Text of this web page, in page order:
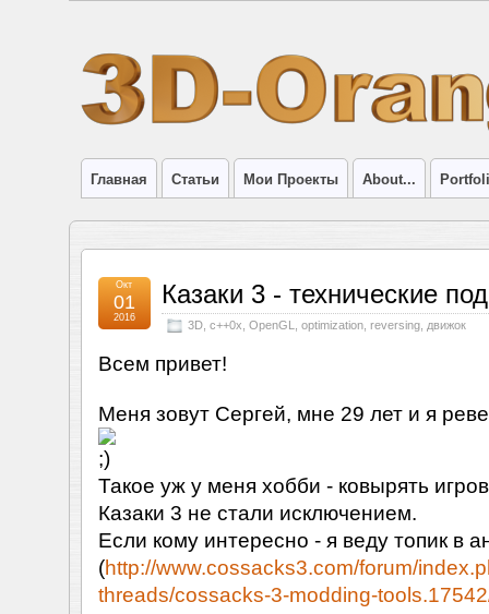
Главная Статьи Мои Проекты About...
Казаки 3 - технические
3D, c++0x OpenGL optimization, reversing, движок
Окт
01
2016
Всем привет!
Меня зовут Сергей, мне 29 лет и я
Такое уж у меня хобби - ковырять
Казаки 3 не стали исключением.
Если кому интересно - я веду топик в
(http://www.cossacks3.com/forum/
threads/cossacks-3-modding-